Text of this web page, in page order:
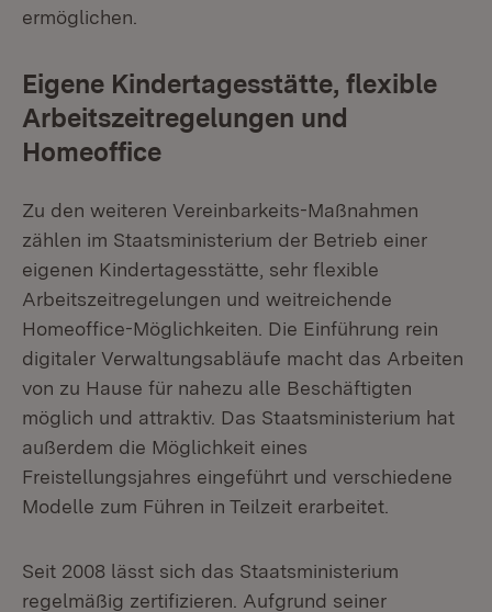
ermöglichen.
Eigene Kindertagesstätte, flexible
Arbeitszeitregelungen und
Homeoffice
Zu den weiteren Vereinbarkeits-Maßnahmen
zählen im Staatsministerium der Betrieb einer
eigenen Kindertagesstätte, sehr flexible
Arbeitszeitregelungen und weitreichende
Homeoffice-Möglichkeiten. Die Einführung rein
digitaler Verwaltungsabläufe macht das Arbeiten
von zu Hause für nahezu alle Beschäftigten
möglich und attraktiv. Das Staatsministerium hat
außerdem die Möglichkeit eines
Freistellungsjahres eingeführt und verschiedene
Modelle zum Führen in Teilzeit erarbeitet.
Seit 2008 lässt sich das Staatsministerium
regelmäßig zertifizieren. Aufgrund seiner